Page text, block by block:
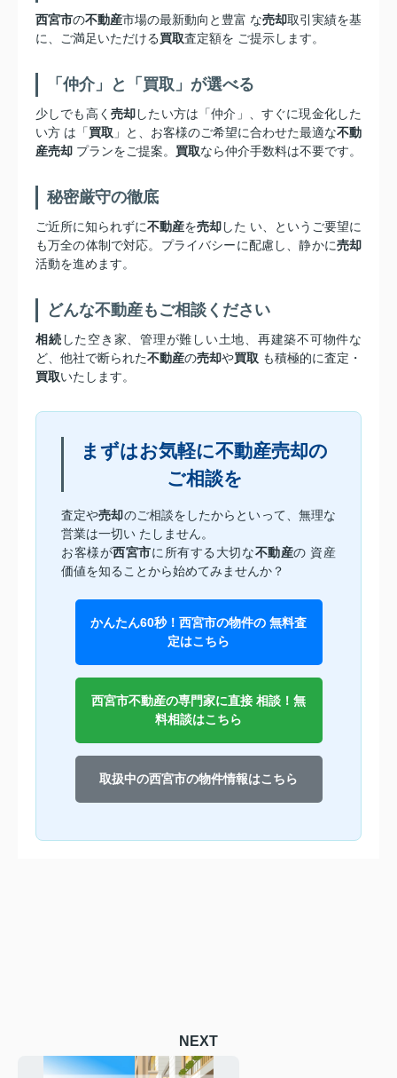
西宮市の不動産市場の最新動向と豊富 な売却取引実績を基
に、ご満足いただける買取査定額を ご提示します。
「仲介」と「買取」が選べる
少しでも高く 売却 したい方は「仲介」、すぐに現金化した
い方 は「買取 」と、お客様のご希望に合わせた最適な不動
産売却 プランをご提案。 買取なら仲介手数料は不要です。
秘密厳守の徹底
ご近所に知られずに不動産を売却 した い、というご要望に
も万全の体制で対応。プライバシーに配慮し、静かに売却
活動を進めます。
どんな不動産もご相談ください
相続 した空き家、管理が難しい土地、再建築不可物件な
ど、他社で断られた不動産の売却や買取 も積極的に査定・
買取いたします。
まずはお気軽に不動産売却の
ご相談を
査定や売却のご相談をしたからといって、無理な
営業は一切い たしません。
お客様が西宮市に所有する大切な不動産の 資産
価値を知ることから始めてみませんか？
かんたん60秒！西宮市の物件の 無料査
定はこちら
西宮市不動産の専門家に直接 相談！無
料相談はこちら
取扱中の西宮市の物件情報はこちら
NEXT